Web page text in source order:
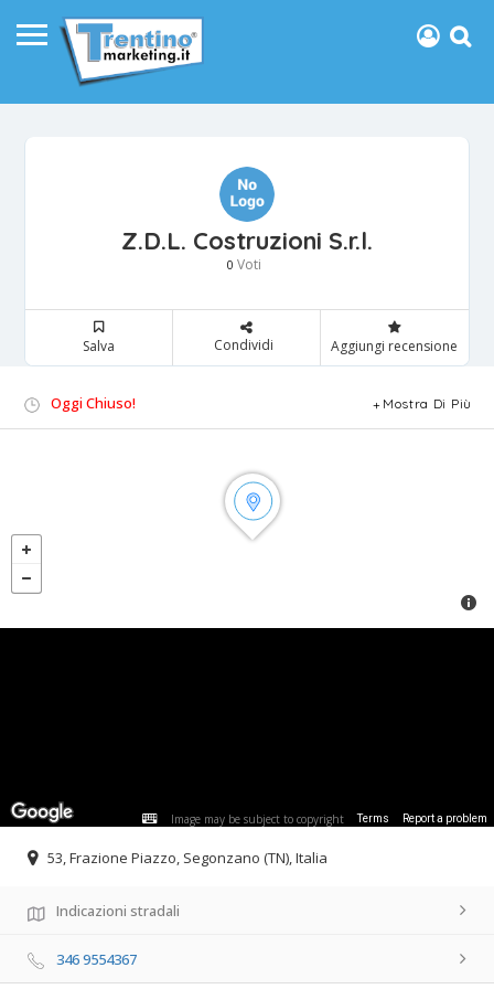
Z.D.L. Costruzioni S.r.l.
0 Voti
Salva Condividi Aggiungi recensione
Oggi Chiuso! Mostra Di Più
Image may be subject to copyright Terms Report a problem
53, Frazione Piazzo, Segonzano (TN), Italia
Indicazioni stradali
346 9554367